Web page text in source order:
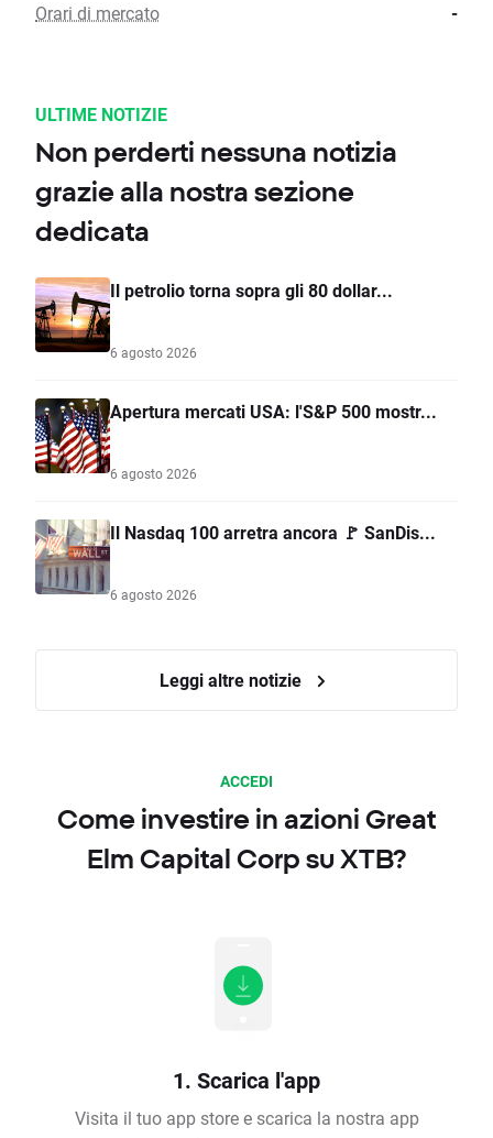
Orari di mercato -
ULTIME NOTIZIE
Non perderti nessuna notizia
grazie alla nostra sezione
dedicata
Il petrolio torna sopra gli 80 dollar...
6 agosto 2026
Apertura mercati USA: l'S&P 500 mostr...
6 agosto 2026
Il Nasdaq 100 arretra ancora 🚩 SanDis...
6 agosto 2026
Leggi altre notizie
ACCEDI
Come investire in azioni Great
Elm Capital Corp su XTB?
1. Scarica l'app
Visita il tuo app store e scarica la nostra app